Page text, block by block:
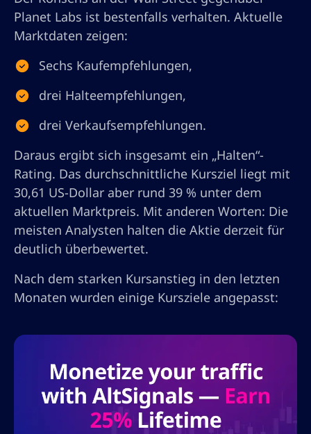
Planet Labs ist bestenfalls verhalten. Aktuelle
Marktdaten zeigen:
Sechs Kaufempfehlungen,
drei Halteempfehlungen,
drei Verkaufsempfehlungen.
Daraus ergibt sich insgesamt ein „Halten“-
Rating. Das durchschnittliche Kursziel liegt mit
30,61 US-Dollar aber rund 39 % unter dem
aktuellen Marktpreis. Mit anderen Worten: Die
meisten Analysten halten die Aktie derzeit für
deutlich überbewertet.
Nach dem starken Kursanstieg in den letzten
Monaten wurden einige Kursziele angepasst: